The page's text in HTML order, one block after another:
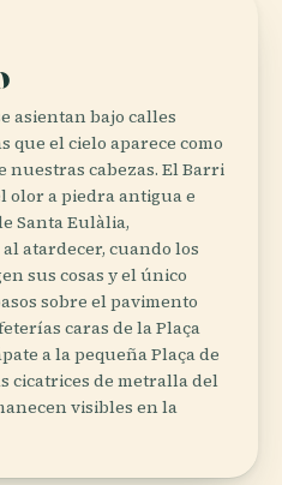
asientan bajo calles
que el cielo aparece como
cabezas. El Barri
olor a piedra antigua e
Santa Eulàlia,
al atardecer, cuando los
sus cosas y el único
sobre el pavimento
caras de la Plaça
a la pequeña Plaça de
cicatrices de metralla del
visibles en la